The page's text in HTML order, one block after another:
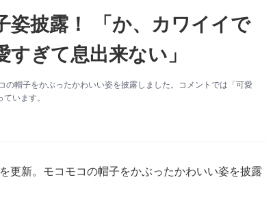
姿披露！ 「か、カワイイで
ぎて息出来ない」
帽子をかぶったかわいい姿を披露しました。コメントでは「可愛
います。
更新。モコモコの帽子をかぶったかわいい姿を披露